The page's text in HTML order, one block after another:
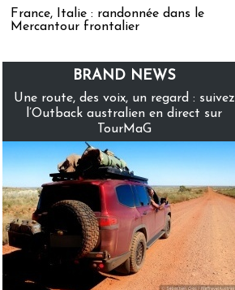
France, Italie : randonnée dans le
Mercantour frontalier
BRAND NEWS
Une route, des voix, un regard : suivez
l’Outback australien en direct sur
TourMaG